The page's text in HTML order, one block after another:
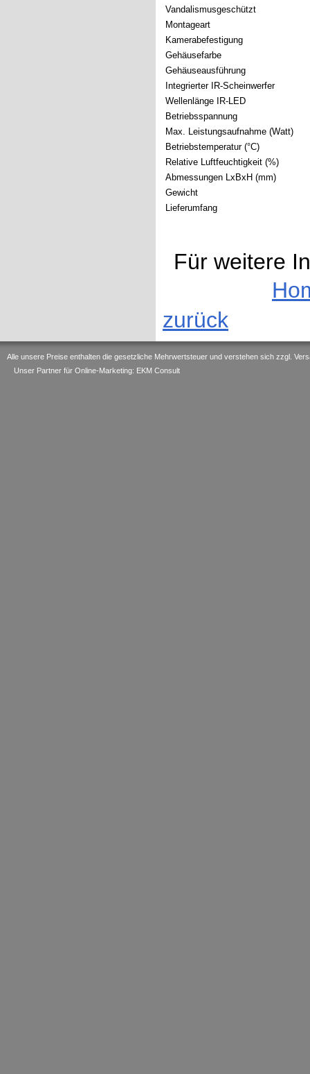
Vandalismusgeschützt
Montageart
Kamerabefestigung
Gehäusefarbe
Gehäuseausführung
Integrierter IR-Scheinwerfer
Wellenlänge IR-LED
Betriebsspannung
Max. Leistungsaufnahme (Watt)
Betriebstemperatur (°C)
Relative Luftfeuchtigkeit (%)
Abmessungen LxBxH (mm)
Gewicht
Lieferumfang
Für weitere
zurück
Alle unsere Preise enthalten die gesetzliche Mehrwertsteuer und verstehen sich zzgl.
Unser Partner für Online-Marketing: EKM Consult